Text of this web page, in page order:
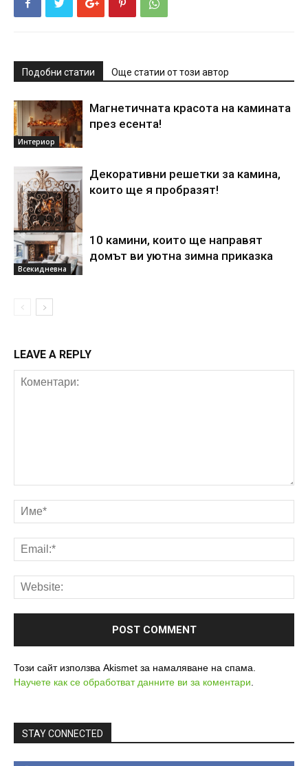
Подобни статии Още статии от този автор
Интериор
Магнетичната красота на камината
през есента!
идеи за дома
Декоративни решетки за камина,
които ще я пробразят!
Всекидневна
10 камини, които ще направят
домът ви уютна зимна приказка
LEAVE A REPLY
Този сайт използва Akismet за намаляване на спама.
Научете как се обработват данните ви за коментари.
STAY CONNECTED